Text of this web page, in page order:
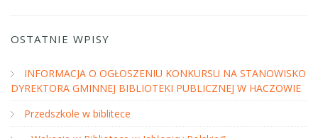
OSTATNIE WPISY
INFORMACJA O OGŁOSZENIU KONKURSU NA STANOWISKO
DYREKTORA GMINNEJ BIBLIOTEKI PUBLICZNEJ W HACZOWIE
Przedszkole w biblitece